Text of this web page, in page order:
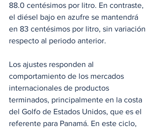
88.0 centésimos por litro. En contraste,
el diésel bajo en azufre se mantendrá
en 83 centésimos por litro, sin variación
respecto al periodo anterior.
Los ajustes responden al
comportamiento de los mercados
internacionales de productos
terminados, principalmente en la costa
del Golfo de Estados Unidos, que es el
referente para Panamá. En este ciclo,